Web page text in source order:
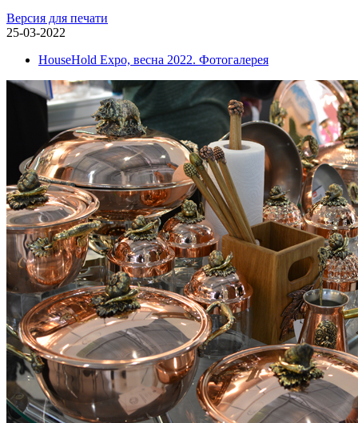
Версия для печати
25-03-2022
HouseHold Expo, весна 2022. Фотогалерея